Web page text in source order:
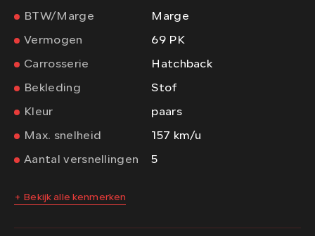
BTW/Marge Marge
Vermogen 69 PK
Carrosserie Hatchback
Bekleding Stof
Kleur paars
Max. snelheid 157 km/u
Aantal versnellingen 5
+ Bekijk alle kenmerken